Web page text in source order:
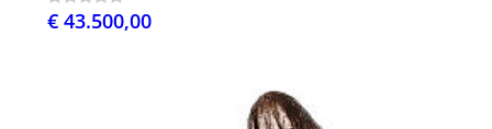
€ 43.500,00